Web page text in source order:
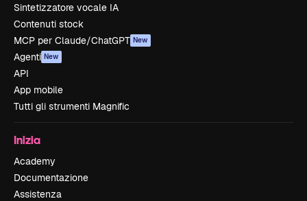
Sintetizzatore vocale IA
Contenuti stock
MCP per Claude/ChatGPT New
Agenti New
API
App mobile
Tutti gli strumenti Magnific
Inizia
Academy
Documentazione
Assistenza